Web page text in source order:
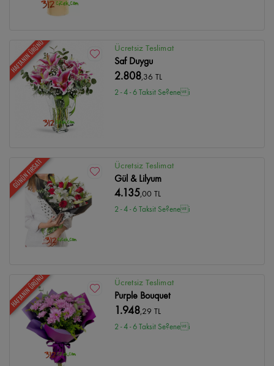
HAFTANIN ÜRÜNÜ Ücretsiz Teslimat
Saf Duygu
2.808,36 TL
2 - 4 - 6 Taksit Se?enei
GÜNÜN FIRSATI Ücretsiz Teslimat
Gül & Lilyum
4.135,00 TL
2 - 4 - 6 Taksit Se?enei
HAFTANIN ÜRÜNÜ Ücretsiz Teslimat
Purple Bouquet
1.948,29 TL
2 - 4 - 6 Taksit Se?enei